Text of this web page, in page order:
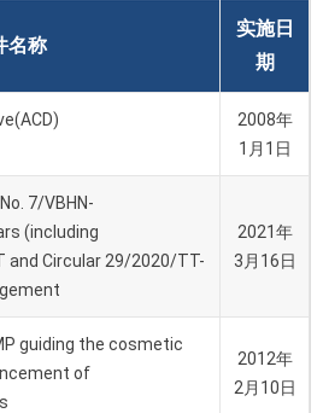
名称
实施日
期
2008年
1月1日
7/VBHN-
(including
and Circular 29/2020/TT-
2021年
3月16日
guiding the cosmetic
of
2012年
2月10日